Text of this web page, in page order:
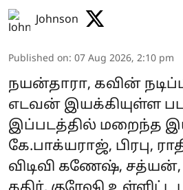
Johnson
Published on: 07 Aug 2026, 2:10 pm
நயன்தாரா, கவின்
எடவன் இயக்கியுள்ள
இப்படத்தில் மறைந்த
கே.பாக்யராஜ், பிரபு,
விடிவி கணேஷ், சத்யன்,